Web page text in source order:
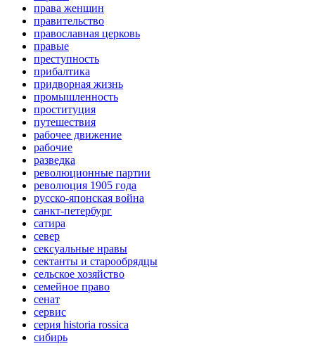
права женщин
правительство
православная церковь
правые
преступность
прибалтика
придворная жизнь
промышленность
проституция
путешествия
рабочее движение
рабочие
разведка
революционные партии
революция 1905 года
русско-японская война
санкт-петербург
сатира
север
сексуальные нравы
сектанты и старообрядцы
сельское хозяйство
семейное право
сенат
сервис
серия historia rossica
сибирь